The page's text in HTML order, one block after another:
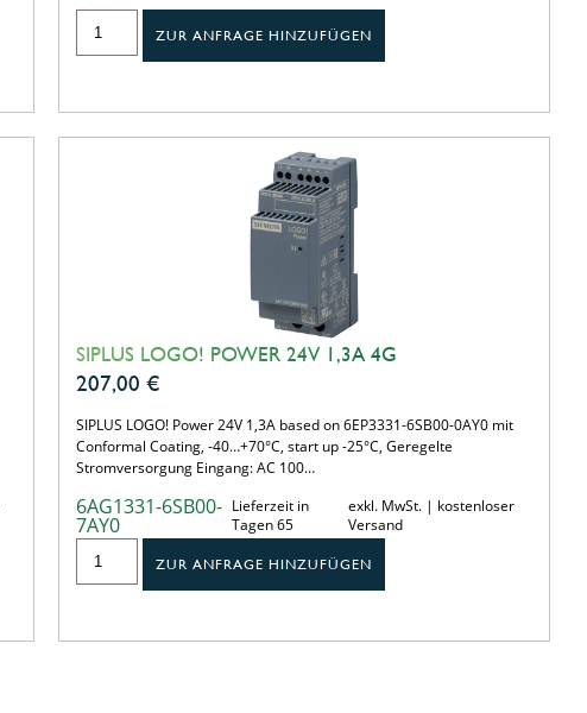
ZUR ANFRAGE HINZUFÜGEN
SIPLUS LOGO! POWER 24V 1,3A 4G
207,00 €
SIPLUS LOGO! Power 24V 1,3A based on 6EP3331-6SB00-0AY0 mit
Conformal Coating, -40…+70°C, start up -25°C, Geregelte
Stromversorgung Eingang: AC 100…
6AG1331-6SB00-
7AY0
Lieferzeit in
Tagen 65
exkl. MwSt. | kostenloser
Versand
ZUR ANFRAGE HINZUFÜGEN